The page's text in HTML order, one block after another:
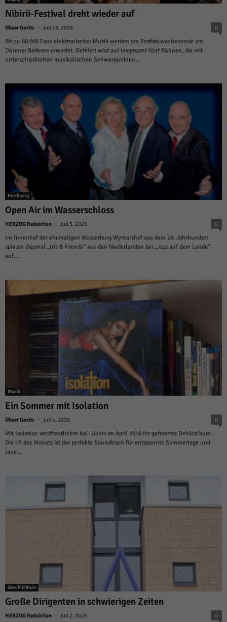
Nibirii-Festival dreht wieder auf
Oliver Garitz - Juli 13, 2026 0
Bis zu 60.000 Fans elektronischer Musik werden am Festivalwochenende am
Dürener Badesee erwartet. Gefeiert wird auf insgesamt fünf Bühnen, die mit
unterschiedlichen musikalischen Schwerpunkten...
Kirchberg
Open Air im Wasserschloss
HERZOG Redaktion - Juli 5, 2026 0
Im Innenhof der ehemaligen Wasserburg Wymarshof aus dem 16. Jahrhundert
spielen diesmal „Iris & Friends“ aus den Niederlanden bei „Jazz auf dem Lande“
auf....
Musik
Ein Sommer mit Isolation
Oliver Garitz - Juli 4, 2026 0
Mit Isolation veröffentlichte Kali Uchis im April 2018 ihr gefeiertes Debütalbum.
Die LP des Monats ist der perfekte Soundtrack für entspannte Sommertage und
laue...
Geschichte/n
Große Dirigenten in schwierigen Zeiten
HERZOG Redaktion - Juli 2, 2026 0